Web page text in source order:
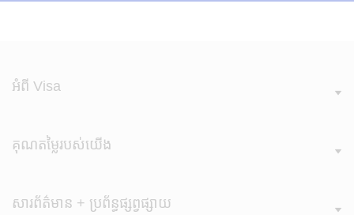
អំពី Visa
គុណតម្លៃរបស់​យើង
សារព័ត៌មាន + ប្រព័ន្ធផ្សព្វផ្សាយ